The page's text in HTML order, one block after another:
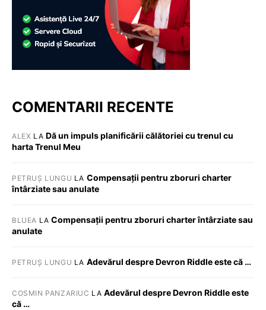
COMENTARII RECENTE
ALEX LA Dă un impuls planificării călătoriei cu trenul cu
harta Trenul Meu
PETRUȘ LUNGU LA Compensații pentru zboruri charter
întârziate sau anulate
BLUEA LACompensații pentru zboruri charter întârziate sau
anulate
PETRUȘ LUNGU LA Adevărul despre Devron Riddle este că …
COSMIN PANZARIUC LA Adevărul despre Devron Riddle este
că …